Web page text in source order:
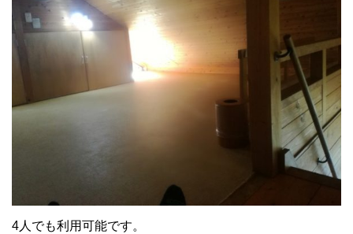
4人でも利用可能です。